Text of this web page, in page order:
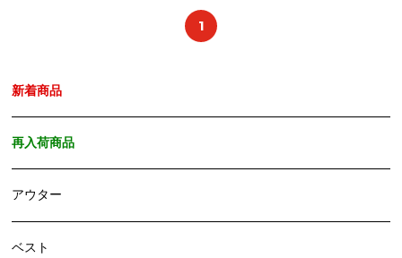
1
新着商品
再入荷商品
アウター
ベスト